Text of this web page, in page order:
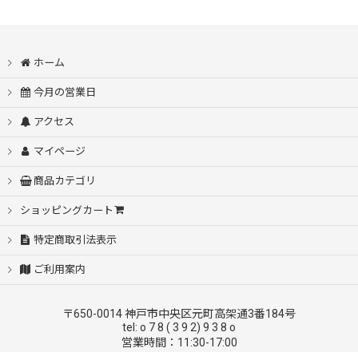
ホーム
今月の営業日
アクセス
マイページ
商品カテゴリ
ショッピングカート
特定商取引法表示
ご利用案内
〒650-0014 神戸市中央区元町高架通3番184号
tel: o 7 8 ( 3 9 2) 9 3 8 o
営業時間：11:30-17:00